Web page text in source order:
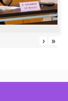
› »